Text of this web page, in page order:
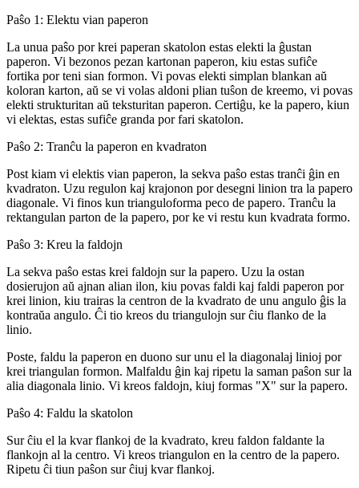
Paŝo 1: Elektu vian paperon
La unua paŝo por krei paperan skatolon estas elekti la ĝustan
paperon. Vi bezonos pezan kartonan paperon, kiu estas sufiĉe
fortika por teni sian formon. Vi povas elekti simplan blankan aŭ
koloran karton, aŭ se vi volas aldoni plian tuŝon de kreemo, vi povas
elekti strukturitan aŭ teksturitan paperon. Certiĝu, ke la papero, kiun
vi elektas, estas sufiĉe granda por fari skatolon.
Paŝo 2: Tranĉu la paperon en kvadraton
Post kiam vi elektis vian paperon, la sekva paŝo estas tranĉi ĝin en
kvadraton. Uzu regulon kaj krajonon por desegni linion tra la papero
diagonale. Vi finos kun trianguloforma peco de papero. Tranĉu la
rektangulan parton de la papero, por ke vi restu kun kvadrata formo.
Paŝo 3: Kreu la faldojn
La sekva paŝo estas krei faldojn sur la papero. Uzu la ostan
dosierujon aŭ ajnan alian ilon, kiu povas faldi kaj faldi paperon por
krei linion, kiu trairas la centron de la kvadrato de unu angulo ĝis la
kontraŭa angulo. Ĉi tio kreos du triangulojn sur ĉiu flanko de la
linio.
Poste, faldu la paperon en duono sur unu el la diagonalaj linioj por
krei triangulan formon. Malfaldu ĝin kaj ripetu la saman paŝon sur la
alia diagonala linio. Vi kreos faldojn, kiuj formas "X" sur la papero.
Paŝo 4: Faldu la skatolon
Sur ĉiu el la kvar flankoj de la kvadrato, kreu faldon faldante la
flankojn al la centro. Vi kreos triangulon en la centro de la papero.
Ripetu ĉi tiun paŝon sur ĉiuj kvar flankoj.